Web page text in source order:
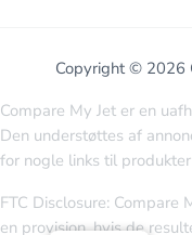
Copyright © 2026
Compare My Jet er en
Den understøttes af
for nogle links til
FTC Disclosure: Compare
en provision, hvis de